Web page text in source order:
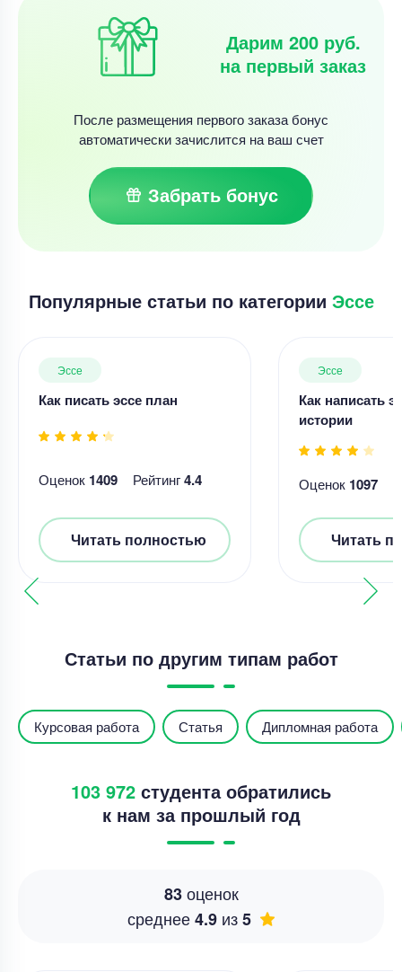
Дарим 200 руб.
на первый заказ
После размещения первого заказа бонус
автоматически зачислится на ваш счет
Забрать бонус
Популярные статьи по категории Эссе
Эссе
Как писать эссе план
Оценок 1409 Рейтинг4.4
Читать полностью
Эссе
Как написать
истории
Оценок 1097
Читать
Статьи по другим типам работ
Курсовая работа Статья Дипломная работа
103 972 студента обратились
к нам за прошлый год
83оценок
среднее4.9 из5